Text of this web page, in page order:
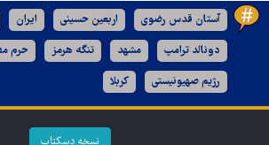
آستان قدس رضوی اربعین حسینی ایران
دونالد ترامپ مشهد تنگه هرمز حرم
رژیم صهیونیستی کربلا
نسخه دسکتاپ